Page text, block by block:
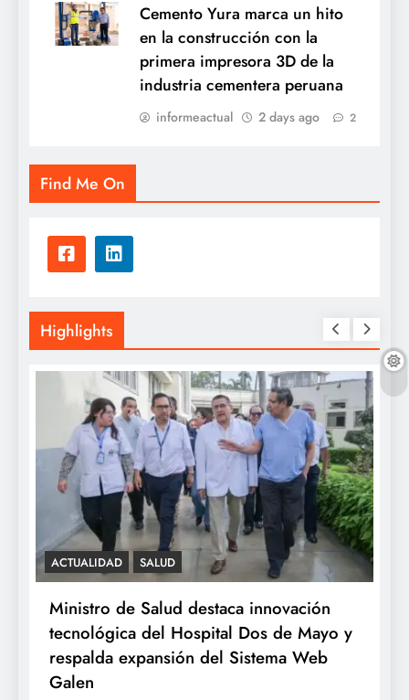
Cemento Yura marca un hito
en la construcción con la
primera impresora 3D de la
industria cementera peruana
informeactual 2 days ago 2
Find Me On
Highlights
ACTUALIDAD SALUD
Ministro de Salud destaca innovación
tecnológica del Hospital Dos de Mayo y
respalda expansión del Sistema Web
Galen